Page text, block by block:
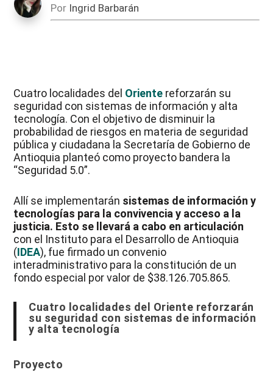
Por Ingrid Barbarán
Cuatro localidades del Oriente reforzarán su
seguridad con sistemas de información y alta
tecnología. Con el objetivo de disminuir la
probabilidad de riesgos en materia de seguridad
pública y ciudadana la Secretaría de Gobierno de
Antioquia planteó como proyecto bandera la
“Seguridad 5.0”.
Allí se implementarán sistemas de información y
tecnologías para la convivencia y acceso a la
justicia. Esto se llevará a cabo en articulación
con el Instituto para el Desarrollo de Antioquia
(IDEA), fue firmado un convenio
interadministrativo para la constitución de un
fondo especial por valor de $38.126.705.865.
Cuatro localidades del Oriente reforzarán
su seguridad con sistemas de información
y alta tecnología
Proyecto